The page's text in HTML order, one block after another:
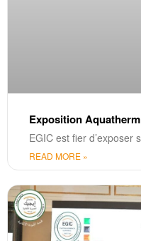
Exposition
EGIC est fier d’exposer
READ MORE »